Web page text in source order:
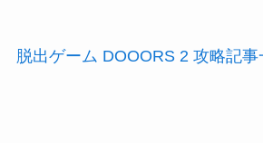
脱出ゲーム DOOORS 2 攻略記事